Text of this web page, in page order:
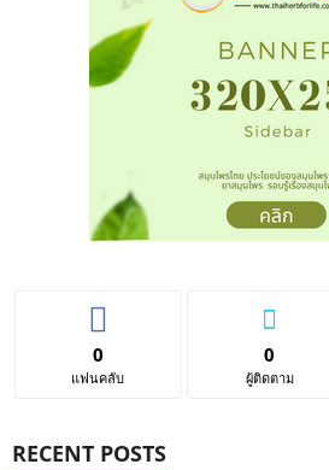
0
แฟนคลับ
0
ผู้ติดตาม
RECENT POSTS